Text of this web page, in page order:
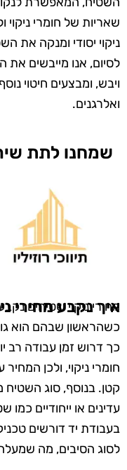
שאריות של חומרי
ניקוי יסודי ומנקה את
לסיום, אנו מייבשים
ויבש, ומבצעים חיטוי
ואלרגנים.
שמחנו לתת
איך נקבע מחירי
מחירי ניקוי שטיחים
כשהראשון שבהם הוא
כך דרוש זמן עבודה רב
חומרי ניקוי, ולכן
קטן. בנוסף, סוג
עדינים או ייחודיים
בעבודת יד דורשים
לסוג הסיבים, מה